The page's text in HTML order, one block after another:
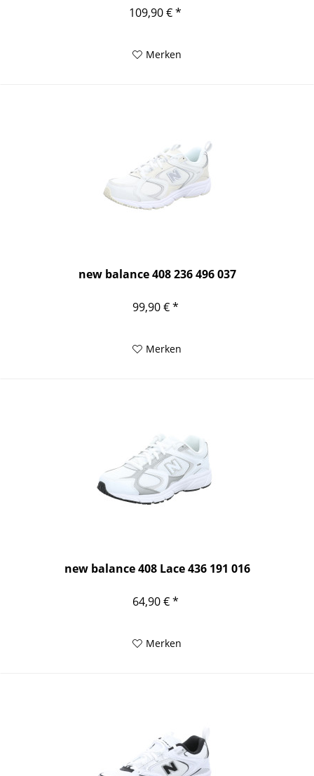
109,90 € *
Merken
new balance 408 236 496 037
99,90 € *
Merken
new balance 408 Lace 436 191 016
64,90 € *
Merken